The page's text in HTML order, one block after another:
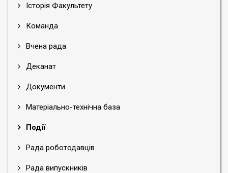
Історія Факультету
Команда
Вчена рада
Деканат
Документи
Матеріально-технічна база
Події
Рада роботодавців
Рада випускників